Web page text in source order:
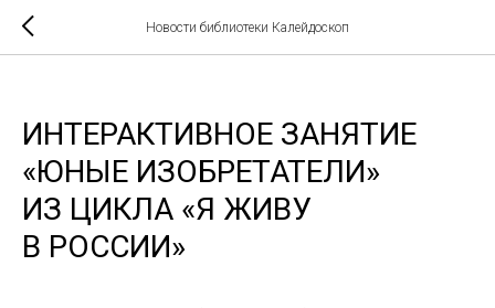
Новости библиотеки Калейдоскоп
ИНТЕРАКТИВНОЕ ЗАНЯТИЕ
«ЮНЫЕ ИЗОБРЕТАТЕЛИ»
ИЗ ЦИКЛА «Я ЖИВУ
В РОССИИ»